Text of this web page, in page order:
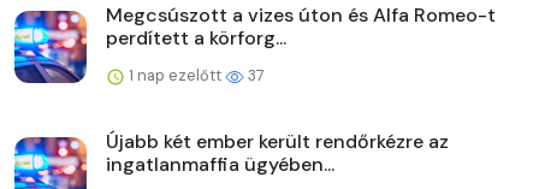
Megcsúszott a vizes úton és Alfa Romeo-t
perdített a körforg...
1 nap ezelőtt 37
Újabb két ember került rendőrkézre az
ingatlanmaffia ügyében...